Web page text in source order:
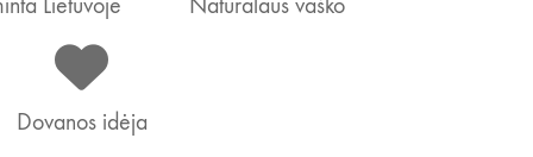
Dovanos idėja